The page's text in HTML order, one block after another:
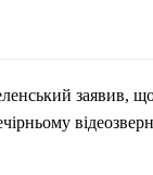
заявив,